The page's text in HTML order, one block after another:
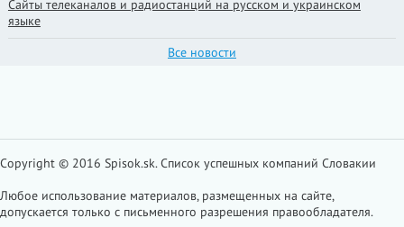
Сайты телеканалов и радиостанций на русском и украинском
языке
Все новости
Copyright © 2016 Spisok.sk. Cписок успешных компаний Словакии
Любое использование материалов, размещенных на сайте,
допускается только с письменного разрешения правообладателя.